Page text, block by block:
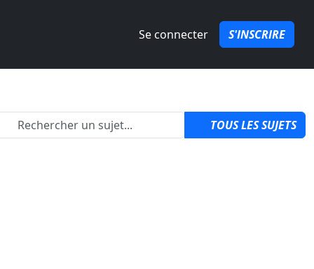
Se connecter S'INSCRIRE
2 TOUS LES SUJETS